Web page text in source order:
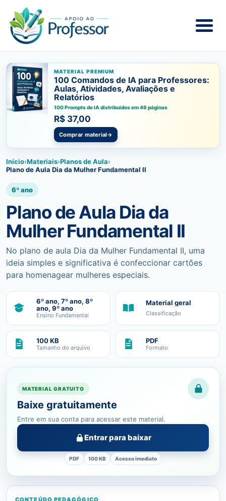
MATERIAL PREMIUM
100 Comandos de IA para Professores:
Aulas, Atividades, Avaliações e
Relatórios
100 Prompts de IA distribuidos em 46 páginas
R$ 37,00
Comprar material→
Início›Materiais›Planos de Aula›
Plano de Aula Dia da Mulher Fundamental II
6º ano
Plano de Aula Dia da
Mulher Fundamental II
No plano de aula Dia da Mulher Fundamental II, uma
ideia simples e significativa é confeccionar cartões
para homenagear mulheres especiais.
6º ano, 7º ano, 8º
ano, 9º ano
Ensino Fundamental
Material geral
Classificação
100 KB
Tamanho do arquivo
PDF
Formato
MATERIAL GRATUITO
Baixe gratuitamente
Entre em sua conta para acessar este material.
Entrar para baixar
PDF 100 KB Acesso imediato
CONTEÚDO PEDAGÓGICO